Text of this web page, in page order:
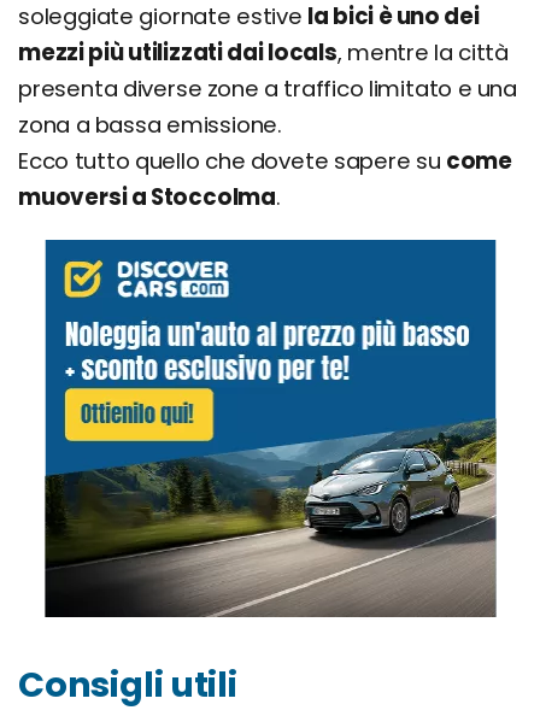
soleggiate giornate estive la bici è uno dei
mezzi più utilizzati dai locals, mentre la città
presenta diverse zone a traffico limitato e una
zona a bassa emissione.
Ecco tutto quello che dovete sapere su come
muoversi a Stoccolma.
Consigli utili